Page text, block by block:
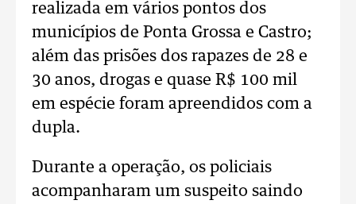
realizada em vários pontos dos
municípios de Ponta Grossa e Castro;
além das prisões dos rapazes de 28 e
30 anos, drogas e quase R$ 100 mil
em espécie foram apreendidos com a
dupla.
Durante a operação, os policiais
acompanharam um suspeito saindo